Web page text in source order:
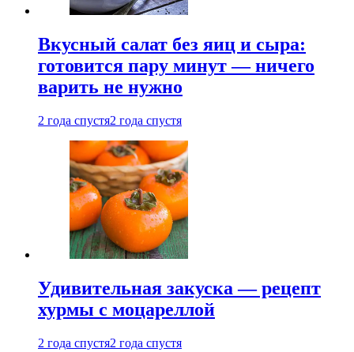
Вкусный салат без яиц и сыра:
готовится пару минут — ничего
варить не нужно
2 года спустя2 года спустя
Удивительная закуска — рецепт
хурмы с моцареллой
2 года спустя2 года спустя